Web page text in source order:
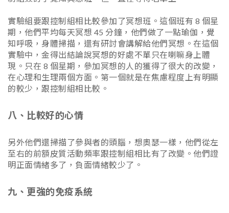
實驗組要跟控制組相比較參加了冥想班。這個班有 8 個星
期，他們平均每天冥想 45 分鐘，他們做了一點瑜伽，覺
知呼吸，身體掃描，還有研討會講解給他們冥想。在這個
實驗中，金得出結論說冥想的好處不單只在喇嘛身上體
現。只在 8 個星期，參加冥想的人的獲得了很大的改變，
在心理和生理兩個方面。第一個就是在焦慮程度上有明顯
的較少，跟控制組相比較。
八、比較好的心情
另外他們還掃描了參與者的頭腦，想奧瑟一樣，他們從左
至右的前額皮質活動頻率跟控制組相比有了改變。他們證
明正面情緒多了，負面情緒較少了。
九、更強的免疫系統